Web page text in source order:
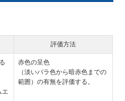
評価方法
エ
赤色の呈色
（淡いバラ色から暗赤色までの
範囲）の有無を評価する。